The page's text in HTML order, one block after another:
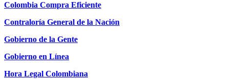
Colombia Compra Eficiente
Contraloría General de la Nación
Gobierno de la Gente
Gobierno en Línea
Hora Legal Colombiana